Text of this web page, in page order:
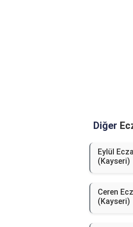
Diğer
Eylül
(Kayseri)
Ceren
(Kayseri)